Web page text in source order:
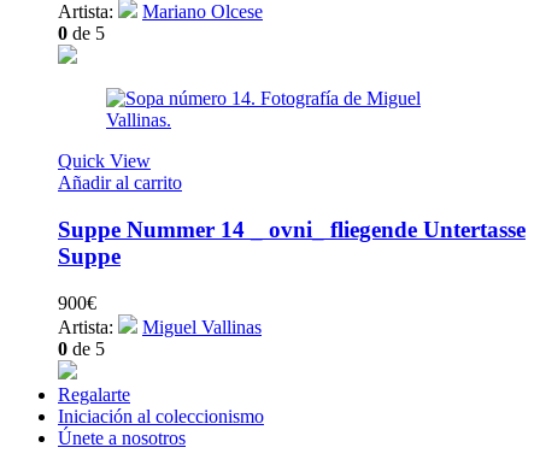
Artista:
Mariano Olcese
0 de 5
Quick View
Añadir al carrito
Suppe Nummer 14 _ ovni_ fliegende Untertasse
Suppe
900€
Artista:
Miguel Vallinas
0 de 5
Regalarte
Iniciación al coleccionismo
Únete a nosotros